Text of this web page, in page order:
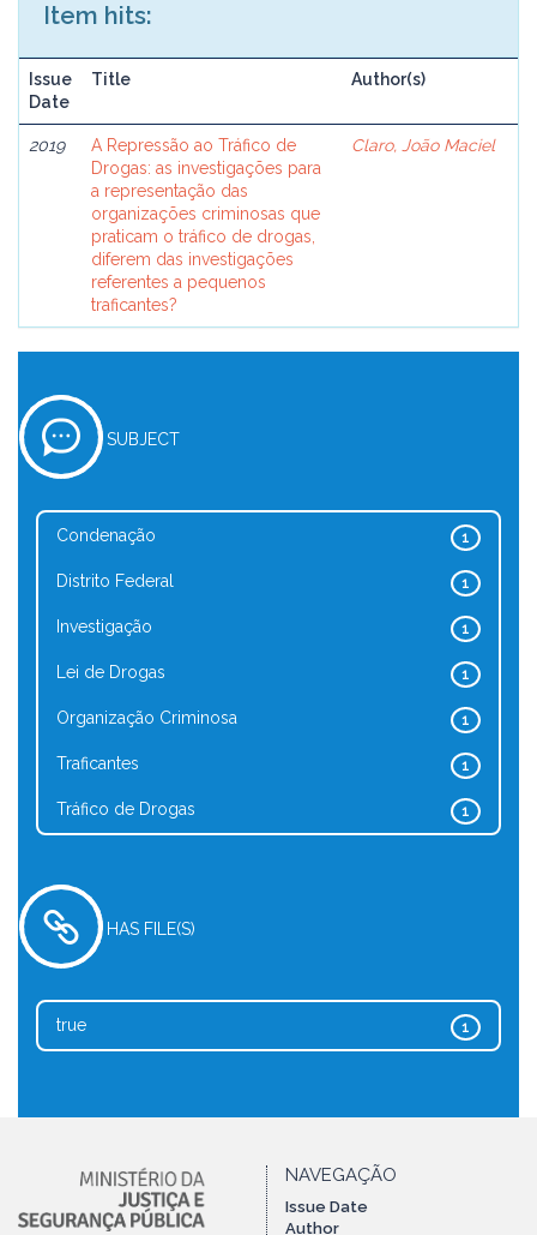
Item hits:
Issue
Date
Title Author(s)
2019
A Repressão ao Tráfico de
Drogas: as investigações para
a representação das
organizações criminosas que
praticam o tráfico de drogas,
diferem das investigações
referentes a pequenos
traficantes?
Claro, João Maciel
SUBJECT
1
Condenação
1
Distrito Federal
1
Investigação
1
Lei de Drogas
1
Organização Criminosa
1
Traficantes
1
Tráfico de Drogas
HAS FILE(S)
1
true
NAVEGAÇÃO
Issue Date
Author